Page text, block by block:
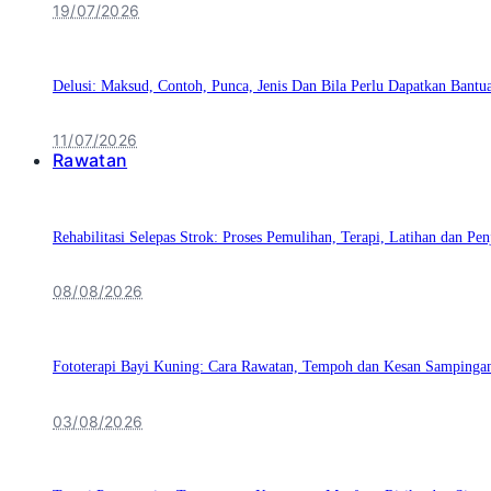
19/07/2026
Delusi: Maksud, Contoh, Punca, Jenis Dan Bila Perlu Dapatkan
11/07/2026
Rawatan
Rehabilitasi Selepas Strok: Proses Pemulihan, Terapi, Latihan dan
08/08/2026
Fototerapi Bayi Kuning: Cara Rawatan, Tempoh dan Kesan
03/08/2026